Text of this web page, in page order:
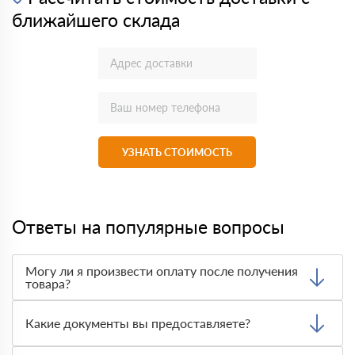
ближайшего склада
УЗНАТЬ СТОИМОСТЬ
Ответы на популярные вопросы
Могу ли я произвести оплату после получения
товара?
Тем не менее, если качество полученных вами товаров
неприемлемо, вы можете отказаться от них.
Какие документы вы предоставляете?